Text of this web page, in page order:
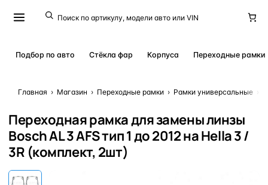
Подбор по авто Стёкла фар Корпуса Переходные рамки
Главная › Магазин › Переходные рамки › Рамки универсальные ›
Переходная рамка для замены линзы
Bosch AL 3 AFS тип 1 до 2012 на Hella 3 /
3R (комплект, 2шт)